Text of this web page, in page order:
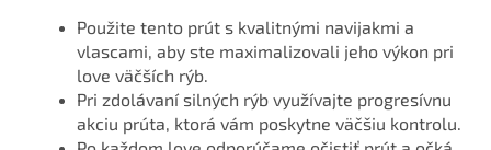
Použite tento prút s kvalitnými navijakmi a
vlascami, aby ste maximalizovali jeho výkon pri
love väčších rýb.
Pri zdolávaní silných rýb využívajte progresívnu
akciu prúta, ktorá vám poskytne väčšiu kontrolu.